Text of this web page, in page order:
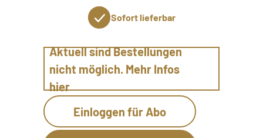
Sofort lieferbar
Aktuell sind Bestellungen
nicht möglich. Mehr Infos
hier
Einloggen für Abo